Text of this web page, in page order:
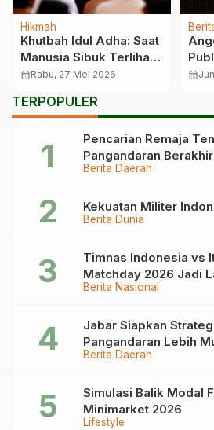
Hikmah
Khutbah Idul Adha: Saat
Manusia Sibuk Terlihat
Hebat
calendar_monthRabu, 27 Mei 2026 calendar_month
TERPOPULER
Berita Daerah
Pencarian Remaja
Pangandaran
Kronologinya
Berita Dunia
Kekuatan Militer
Berita Nasional
Timnas Indonesia vs
Matchday 2026 Jadi
Garuda!
Berita Daerah
Jabar Siapkan
Pangandaran Lebih
Lifestyle
Simulasi Balik Modal
Minimarket 2026